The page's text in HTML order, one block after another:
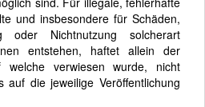
und insbesondere für Schäden,
Nichtnutzung solcherart
entstehen, haftet allein der
verwiesen wurde, nicht
die jeweilige Veröffentlichung